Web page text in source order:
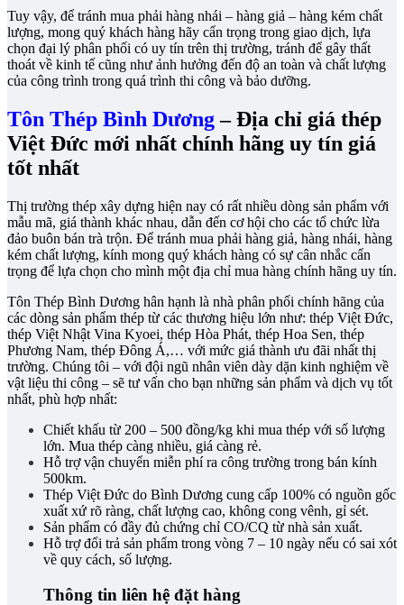
Tuy vậy, để tránh mua phải hàng nhái – hàng giả – hàng kém chất
lượng, mong quý khách hàng hãy cẩn trọng trong giao dịch, lựa
chọn đại lý phân phối có uy tín trên thị trường, tránh để gây thất
thoát về kinh tế cũng như ảnh hưởng đến độ an toàn và chất lượng
của công trình trong quá trình thi công và bảo dưỡng.
Tôn Thép Bình Dương– Địa chỉ giá thép
Việt Đức mới nhất chính hãng uy tín giá
tốt nhất
Thị trường thép xây dựng hiện nay có rất nhiều dòng sản phẩm với
mẫu mã, giá thành khác nhau, dẫn đến cơ hội cho các tổ chức lừa
đảo buôn bán trà trộn. Để tránh mua phải hàng giả, hàng nhái, hàng
kém chất lượng, kính mong quý khách hàng có sự cân nhắc cẩn
trọng để lựa chọn cho mình một địa chỉ mua hàng chính hãng uy tín.
Tôn Thép Bình Dương hân hạnh là nhà phân phối chính hãng của
các dòng sản phẩm thép từ các thương hiệu lớn như: thép Việt Đức,
thép Việt Nhật Vina Kyoei, thép Hòa Phát, thép Hoa Sen, thép
Phương Nam, thép Đông Á,… với mức giá thành ưu đãi nhất thị
trường. Chúng tôi – với đội ngũ nhân viên dày dặn kinh nghiệm về
vật liệu thi công – sẽ tư vấn cho bạn những sản phẩm và dịch vụ tốt
nhất, phù hợp nhất:
Chiết khấu từ 200 – 500 đồng/kg khi mua thép với số lượng
lớn. Mua thép càng nhiều, giá càng rẻ.
Hỗ trợ vận chuyển miễn phí ra công trường trong bán kính
500km.
Thép Việt Đức do Bình Dương cung cấp 100% có nguồn gốc
xuất xứ rõ ràng, chất lượng cao, không cong vênh, gỉ sét.
Sản phẩm có đầy đủ chứng chỉ CO/CQ từ nhà sản xuất.
Hỗ trợ đổi trả sản phẩm trong vòng 7 – 10 ngày nếu có sai xót
về quy cách, số lượng.
Thông tin liên hệ đặt hàng